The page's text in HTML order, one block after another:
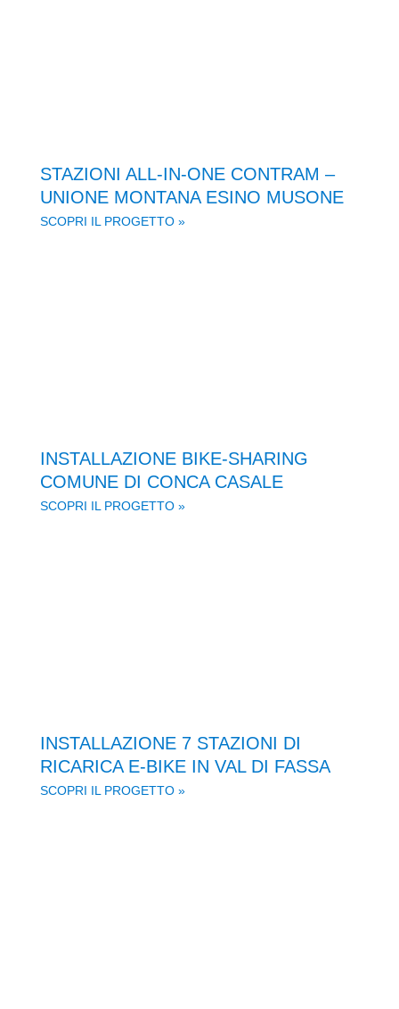
STAZIONI ALL-IN-ONE CONTRAM –
UNIONE MONTANA ESINO MUSONE
SCOPRI IL PROGETTO »
INSTALLAZIONE BIKE-SHARING
COMUNE DI CONCA CASALE
SCOPRI IL PROGETTO »
INSTALLAZIONE 7 STAZIONI DI
RICARICA E-BIKE IN VAL DI FASSA
SCOPRI IL PROGETTO »